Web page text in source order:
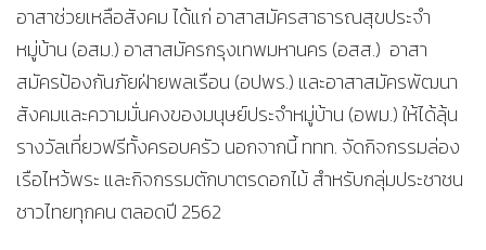
อาสาช่วยเหลือสังคม ได้แก่ อาสาสมัครสาธารณสุขประจำ
หมู่บ้าน (อสม.) อาสาสมัครกรุงเทพมหานคร (อสส.) อาสา
สมัครป้องกันภัยฝ่ายพลเรือน (อปพร.) และอาสาสมัครพัฒนา
สังคมและความมั่นคงของมนุษย์ประจำหมู่บ้าน (อพม.) ให้ได้ลุ้น
รางวัลเที่ยวฟรีทั้งครอบครัว นอกจากนี้ ททท. จัดกิจกรรมล่อง
เรือไหว้พระ และกิจกรรมตักบาตรดอกไม้ สำหรับกลุ่มประชาชน
ชาวไทยทุกคน ตลอดปี 2562